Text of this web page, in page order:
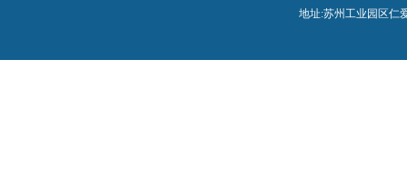
地址:苏州工业园区仁